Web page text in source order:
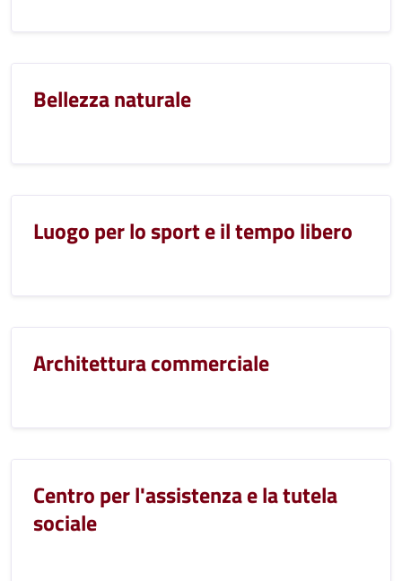
Bellezza naturale
Luogo per lo sport e il tempo libero
Architettura commerciale
Centro per l'assistenza e la tutela
sociale